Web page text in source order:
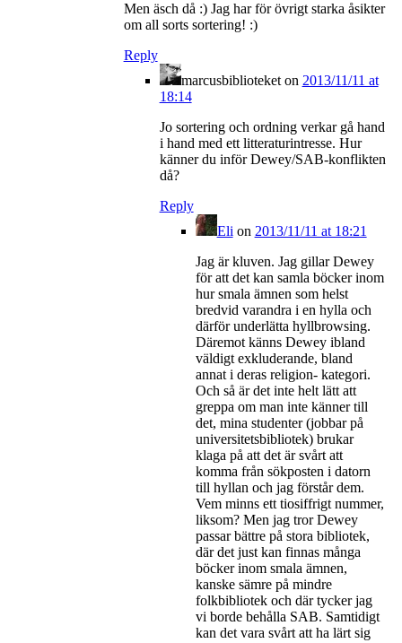
Men äsch då :) Jag har för övrigt starka åsikter
om all sorts sortering! :)
Reply
marcusbiblioteketon 2013/11/11 at
18:14
Jo sortering och ordning verkar gå hand
i hand med ett litteraturintresse. Hur
känner du inför Dewey/SAB-konflikten
då?
Reply
Eli on 2013/11/11 at 18:21
Jag är kluven. Jag gillar Dewey
för att det kan samla böcker inom
hur smala ämnen som helst
bredvid varandra i en hylla och
därför underlätta hyllbrowsing.
Däremot känns Dewey ibland
väldigt exkluderande, bland
annat i deras religion- kategori.
Och så är det inte helt lätt att
greppa om man inte känner till
det, mina studenter (jobbar på
universitetsbibliotek) brukar
klaga på att det är svårt att
komma från sökposten i datorn
till hyllan och jag förstår dem.
Vem minns ett tiosiffrigt nummer,
liksom? Men jag tror Dewey
passar bättre på stora bibliotek,
där det just kan finnas många
böcker inom smala ämnen,
kanske sämre på mindre
folkbibliotek och där tycker jag
vi borde behålla SAB. Samtidigt
kan det vara svårt att ha lärt sig